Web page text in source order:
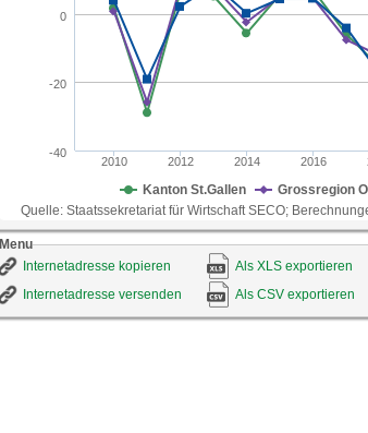
Menu
Internetadresse kopieren
Als XLS exportieren
Internetadresse versenden
Als CSV exportieren